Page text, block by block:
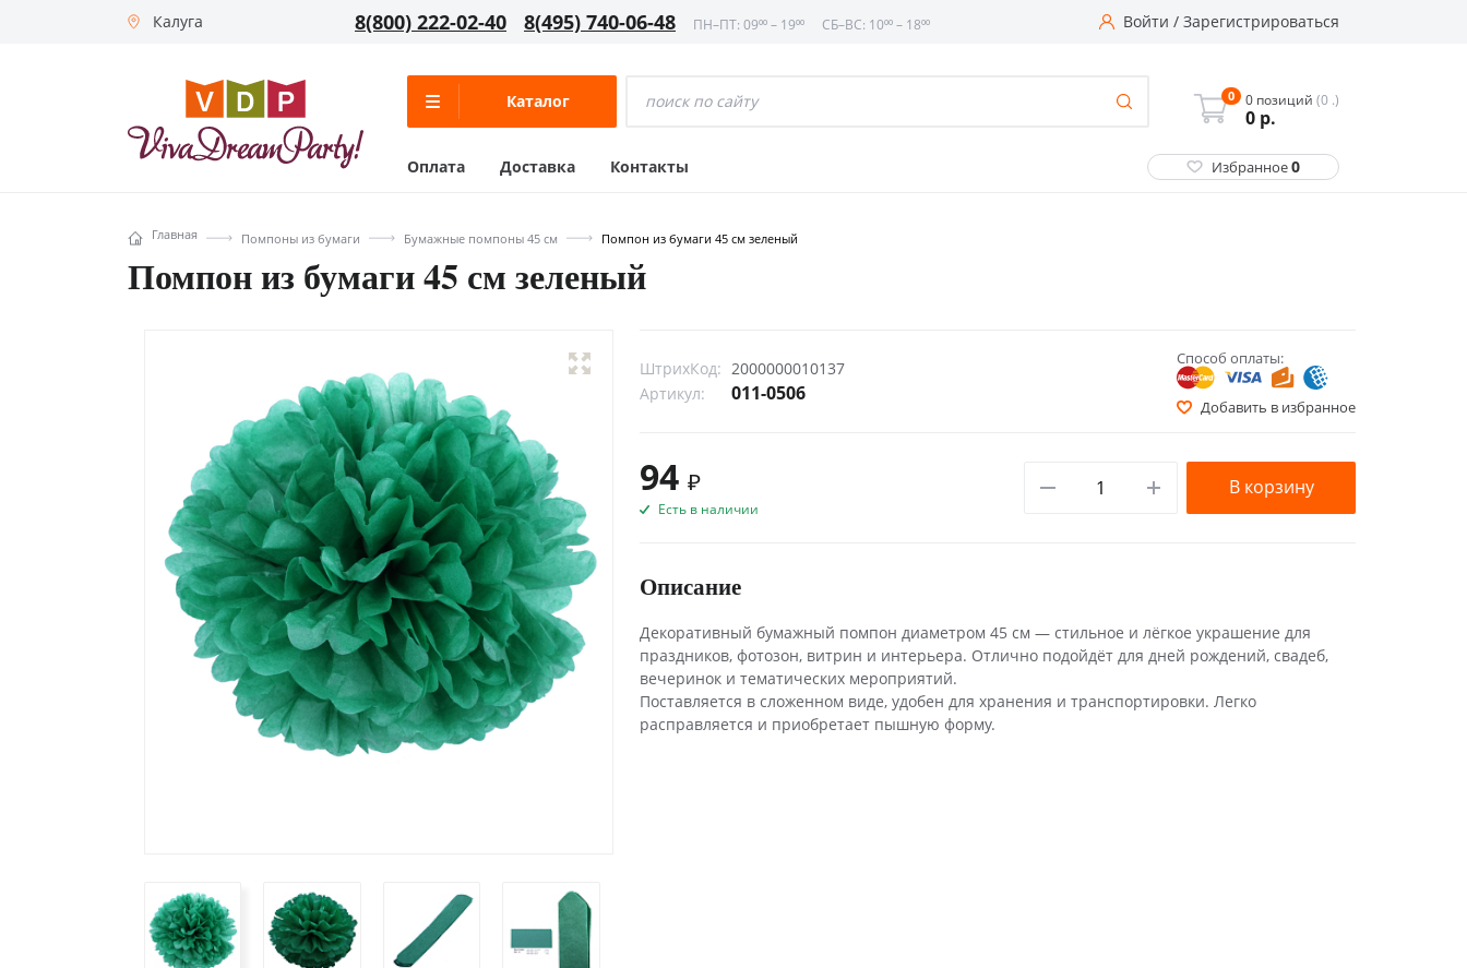
Калуга 8(800) 222-02-40 8(495) 740-06-48 ПН–ПТ: 09⁰⁰ – 19⁰⁰ СБ–ВС: 10⁰⁰ – 18⁰⁰ Войти / Зарегистрироваться
Каталог 0 0 позиций (0 .)
0 р.
Оплата Доставка Контакты Избранное0
Главная Помпоны из бумаги Бумажные помпоны 45 см Помпон из бумаги 45 см зеленый
Помпон из бумаги 45 см зеленый
ШтрихКод: 2000000010137
Артикул:
011-0506
Способ оплаты:
Добавить в избранное
94 ₽
Есть в наличии
В корзину
Описание
Декоративный бумажный помпон диаметром 45 см — стильное и лёгкое украшение для
праздников, фотозон, витрин и интерьера. Отлично подойдёт для дней рождений, свадеб,
вечеринок и тематических мероприятий.
Поставляется в сложенном виде, удобен для хранения и транспортировки. Легко
расправляется и приобретает пышную форму.